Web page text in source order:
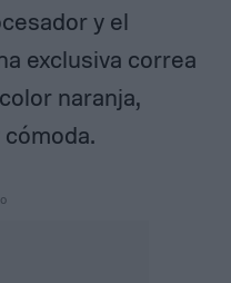
y el
exclusiva correa
naranja,